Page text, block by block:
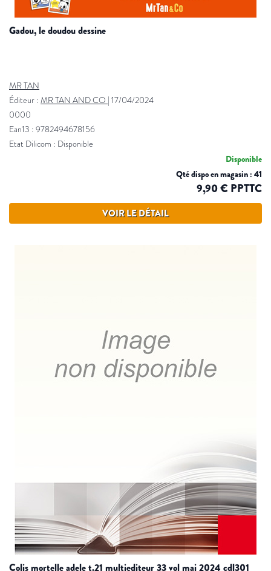
gadou, le doudou dessine
MR TAN
Éditeur : MR TAN AND CO | 17/04/2024
0000
Ean13 : 9782494678156
Etat Dilicom : Disponible
Disponible
Qté dispo en magasin : 41
9,90 € PPTTC
VOIR LE DÉTAIL
colis mortelle adele t.21 multiediteur 33 vol mai 2024 cdl301